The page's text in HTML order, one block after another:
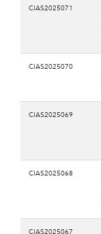
CIAS2025071
CIAS2025070
CIAS2025069
CIAS2025068
CIAS2025067